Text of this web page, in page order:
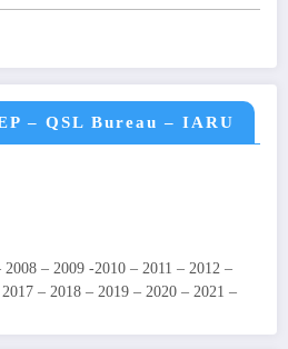
– QSL Bureau – IARU
2008 – 2009 -2010 – 2011 – 2012 –
– 2018 – 2019 – 2020 – 2021 –